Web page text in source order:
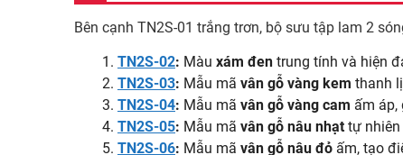
Bên cạnh TN2S-01 trắng trơn, bộ sưu tập lam 2
TN2S-02: Màu xám đen trung tính và hiện
TN2S-03: Mẫu mã vân gỗ vàng kem thanh
TN2S-04: Mẫu mã vân gỗ vàng cam ấm áp,
TN2S-05: Mẫu mã vân gỗ nâu nhạt tự nhiên
TN2S-06: Mẫu mã vân gỗ nâu đỏ ấm, tạo